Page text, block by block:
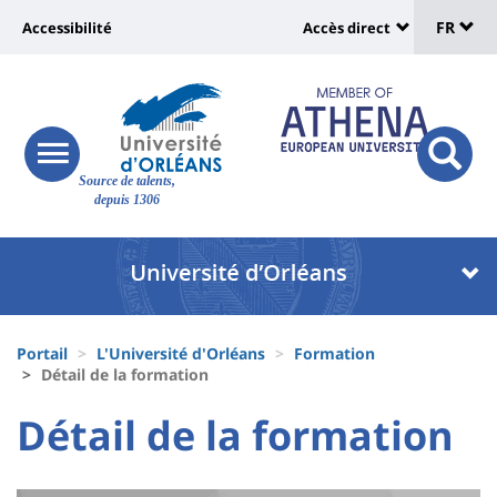
Site
Source de talents,
depuis 1306
Université
Recherche
responsive
menu
button
Université
vers
page
accessibilité
Accessibilité
:
Shortcut
links
Accès direct
de
FR
Université
Block
liste
composantes
d'Ariane
Portail L'Université d'Orléans
Formation
Détail de la formation
University
University
Titre
Détail de la formation
Contenu